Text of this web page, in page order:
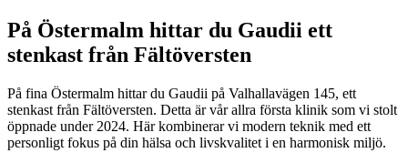
På Östermalm hittar du Gaudii ett
stenkast från Fältöversten
På fina Östermalm hittar du Gaudii på Valhallavägen 145, ett
stenkast från Fältöversten. Detta är vår allra första klinik som vi stolt
öppnade under 2024. Här kombinerar vi modern teknik med ett
personligt fokus på din hälsa och livskvalitet i en harmonisk miljö.